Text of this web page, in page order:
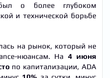
о более глубоком
и технической борьбе
на рынок, который не
нюансам. На 4 июня
по капитализации, ADA